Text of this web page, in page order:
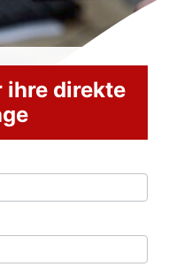
ihre direkte